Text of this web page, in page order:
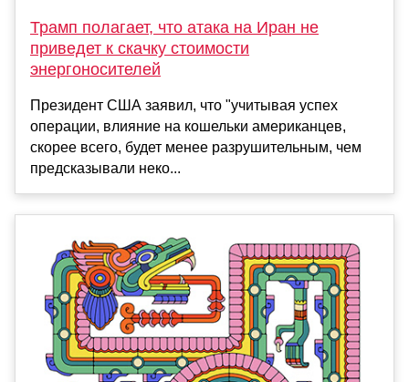
Трамп полагает, что атака на Иран не
приведет к скачку стоимости
энергоносителей
Президент США заявил, что "учитывая успех
операции, влияние на кошельки американцев,
скорее всего, будет менее разрушительным, чем
предсказывали неко...